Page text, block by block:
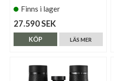
Finns i lager
27.590 SEK
LÄS MER
KÖP